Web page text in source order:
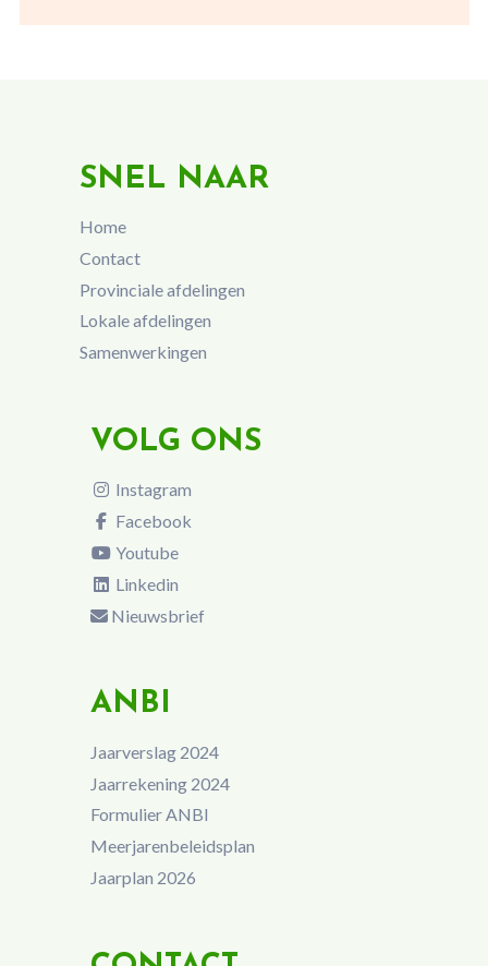
SNEL NAAR
Home
Contact
Provinciale afdelingen
Lokale afdelingen
Samenwerkingen
VOLG ONS
Instagram
Facebook
Youtube
Linkedin
Nieuwsbrief
ANBI
Jaarverslag 2024
Jaarrekening 2024
Formulier ANBI
Meerjarenbeleidsplan
Jaarplan 2026